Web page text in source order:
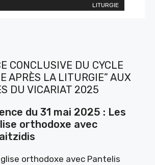
LITURGIE
CONCLUSIVE DU CYCLE
APRÈS LA LITURGIE” AUX
DU VICARIAT 2025
du 31 mai 2025 : Les
orthodoxe avec
orthodoxe avec Pantelis